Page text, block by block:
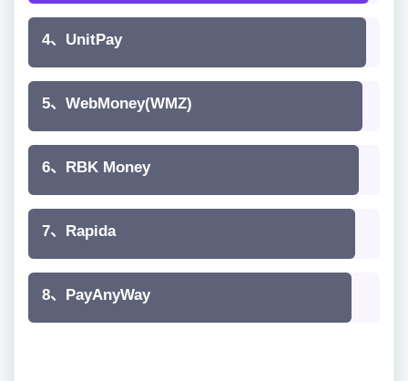
4、UnitPay
5、WebMoney(WMZ)
6、RBK Money
7、Rapida
8、PayAnyWay